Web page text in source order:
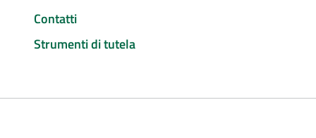
Contatti
Strumenti di tutela